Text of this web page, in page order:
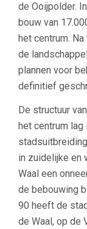
de Ooijpolder.
bouw van
het centrum.
de
plannen voor
definitief
De structuur
het centrum
in zuidelijke en
Waal een
de bebouwing
90 heeft de
de Waal, op de